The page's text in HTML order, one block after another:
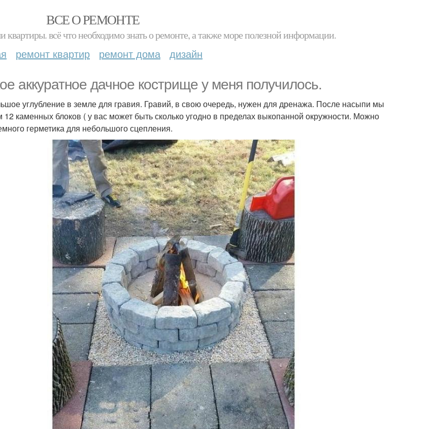
ВСЕ О РЕМОНТЕ
квартиры. всё что необходимо знать о ремонте, а также море полезной информации.
ремонт квартир ремонт дома дизайн
аккуратное дачное кострище у меня получилось.
углубление в земле для гравия. Гравий, в свою очередь, нужен для дренажа. После насыпи мы
каменных блоков ( у вас может быть сколько угодно в пределах выкопанной окружности. Можно
герметика для небольшого сцепления.